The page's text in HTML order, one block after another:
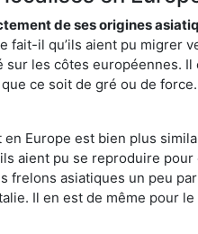
de ses origines
il qu’ils aient pu migrer
les côtes européennes.
ce soit de gré ou de
Europe est bien plus
aient pu se reproduire
frelons asiatiques un peu
Il en est de même pour